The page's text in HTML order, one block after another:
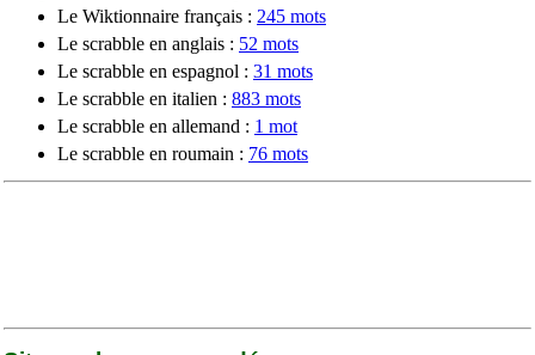
Le Wiktionnaire français : 245 mots
Le scrabble en anglais : 52 mots
Le scrabble en espagnol : 31 mots
Le scrabble en italien : 883 mots
Le scrabble en allemand : 1 mot
Le scrabble en roumain : 76 mots